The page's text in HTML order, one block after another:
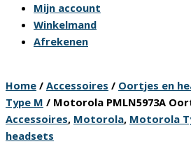
Mijn account
Winkelmand
Afrekenen
Home / Accessoires / Oortjes en
Type M / Motorola PMLN5973A
Accessoires, Motorola, Motorola
headsets